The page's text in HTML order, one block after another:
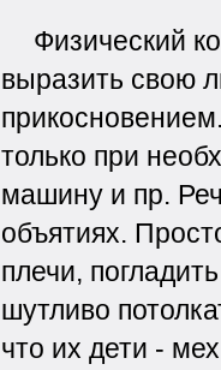
Физический
выразить свою
только при
машину и пр.
объятиях.
плечи,
шутливо
что их дети -